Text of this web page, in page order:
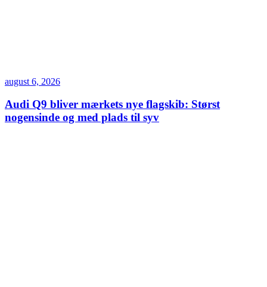
august 6, 2026
Audi Q9 bliver mærkets nye flagskib: Størst
nogensinde og med plads til syv